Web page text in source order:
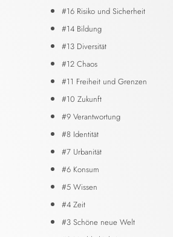
#16 Risiko und Sicherheit
#14 Bildung
#13 Diversität
#12 Chaos
#11 Freiheit und Grenzen
#10 Zukunft
#9 Verantwortung
#8 Identität
#7 Urbanität
#6 Konsum
#5 Wissen
#4 Zeit
#3 Schöne neue Welt